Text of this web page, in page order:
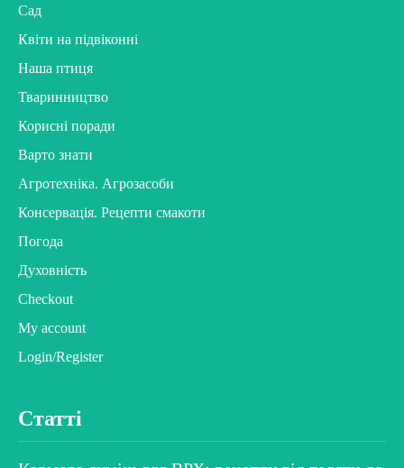
Сад
Квіти на підвіконні
Наша птиця
Тваринництво
Корисні поради
Варто знати
Агротехніка. Агрозасоби
Консервація. Рецепти смакоти
Погода
Духовність
Checkout
My account
Login/Register
Статті